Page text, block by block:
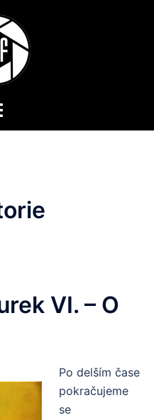
VI. – O
Po delším čase
pokračujeme
se